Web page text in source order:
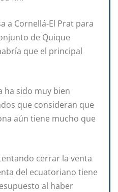
a Cornellá-El Prat para
de Quique
que el principal
ha sido muy bien
que consideran que
aún tiene mucho que
cerrar la venta
del ecuatoriano tiene
al haber